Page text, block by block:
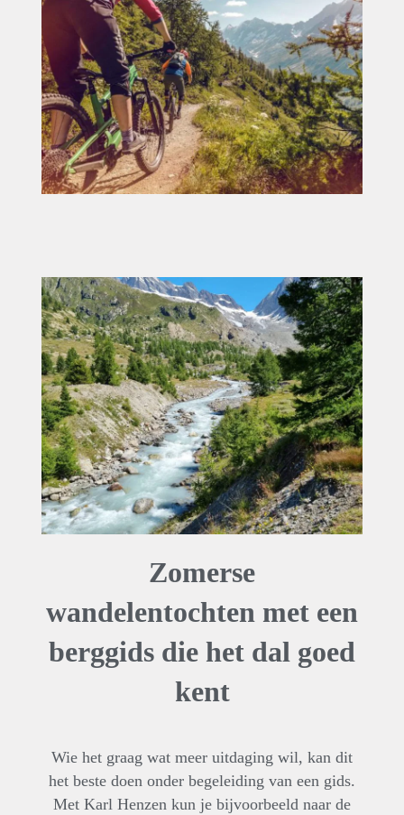
Zomerse
wandelentochten met een
berggids die het dal goed
kent
Wie het graag wat meer uitdaging wil, kan dit
het beste doen onder begeleiding van een gids.
Met Karl Henzen kun je bijvoorbeeld naar de